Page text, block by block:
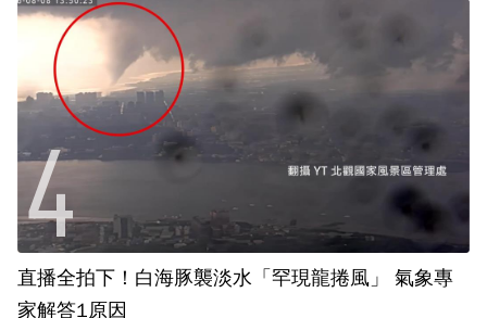
直播全拍下！白海豚襲淡水「罕現龍捲風」 氣象專
家解答1原因